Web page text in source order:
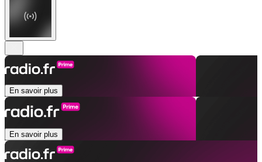
En savoir plus
En savoir plus